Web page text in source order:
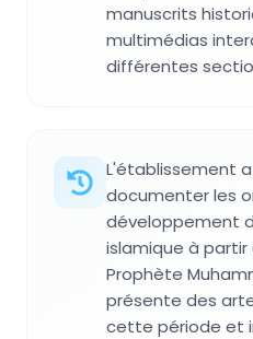
manuscrits
multimédias
différentes
L'établissement
documenter les
développement
islamique à
Prophète
présente des
cette période et